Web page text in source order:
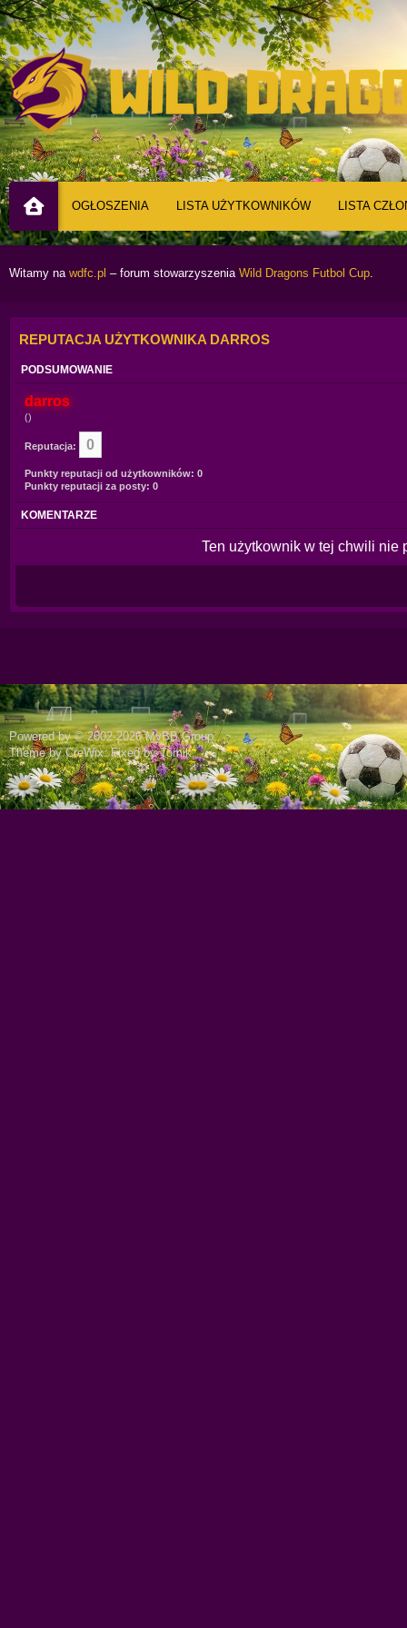
OGŁOSZENIA LISTA UŻYTKOWNIKÓW LISTA
Witamy na wdfc.pl – forum stowarzyszenia Wild Dragons Futbol Cup.
REPUTACJA UŻYTKOWNIKA DARROS
PODSUMOWANIE
darros
()
Reputacja: 0
Punkty reputacji od użytkowników: 0
Punkty reputacji za posty: 0
KOMENTARZE
Ten użytkownik w tej chwili nie
Powered by © 2002-2026MyBB Group.
Theme byCreWix. Fixed byTomik.